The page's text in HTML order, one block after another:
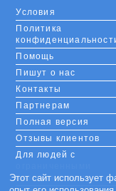
Условия
Политика
Помощь
Пишут о нас
Контакты
Партнерам
Полная версия
Отзывы клиентов
Для людей с
возможностями
Этот сайт использует